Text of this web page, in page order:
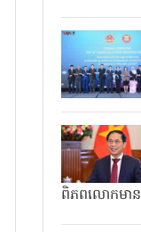
ពិភពលោកមាន